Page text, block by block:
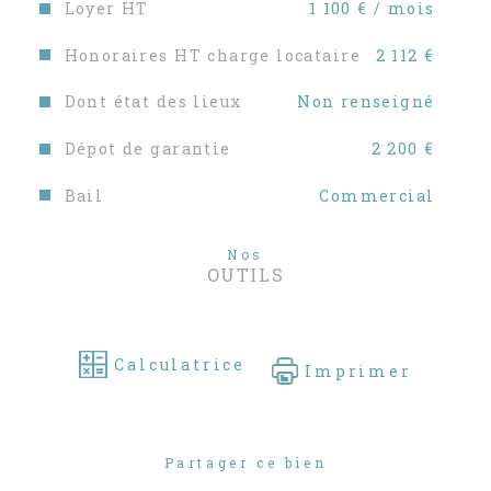
Loyer HT 1 100 € / mois
Honoraires HT charge locataire 2 112 €
Dont état des lieux Non renseigné
Dépot de garantie 2 200 €
Bail Commercial
Nos
OUTILS
Calculatrice Imprimer
Partager ce bien